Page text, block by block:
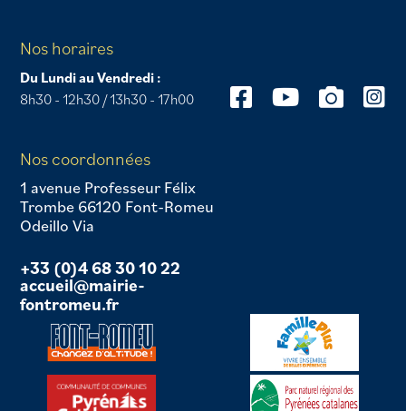
Nos horaires
Du Lundi au Vendredi :
8h30 - 12h30 / 13h30 - 17h00
Nos coordonnées
1 avenue Professeur Félix
Trombe 66120 Font-Romeu
Odeillo Via
+33 (0)4 68 30 10 22
accueil@mairie-
fontromeu.fr